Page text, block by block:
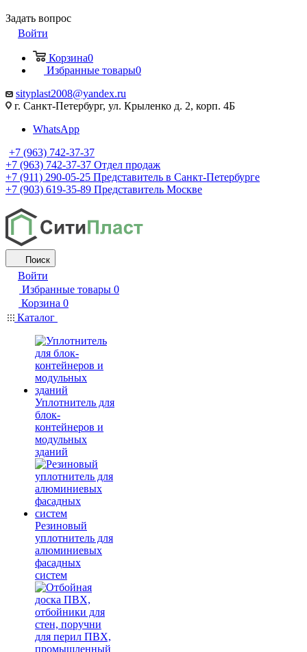
Задать вопрос
Войти
Корзина0
Избранные товары0
sityplast2008@yandex.ru
г. Санкт-Петербург, ул. Крыленко д. 2, корп. 4Б
WhatsApp
+7 (963) 742-37-37
+7 (963) 742-37-37 Отдел продаж
+7 (911) 290-05-25 Представитель в Санкт-Петербурге
+7 (903) 619-35-89 Представитель Москве
Поиск
Войти
Избранные товары 0
Корзина 0
Каталог
Уплотнитель для
блок-
контейнеров и
модульных
зданий
Резиновый
уплотнитель для
алюминиевых
фасадных
систем